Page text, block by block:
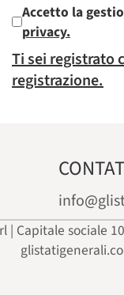
Accetto la
privacy.
Ti sei registrato
registrazione.
| Capitale sociale